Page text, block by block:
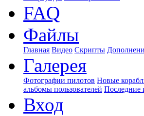
FAQ
Файлы
Главная Видео Скрипты
Галерея
Фотографии пилотов Новые
альбомы пользователей Последние
Вход